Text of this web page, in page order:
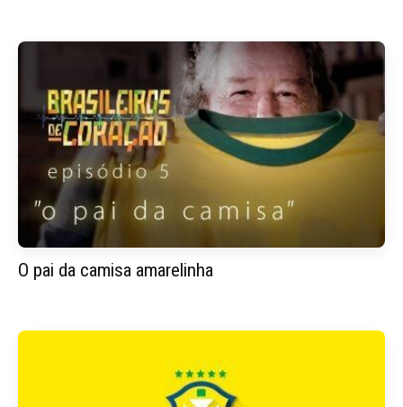
O pai da camisa amarelinha